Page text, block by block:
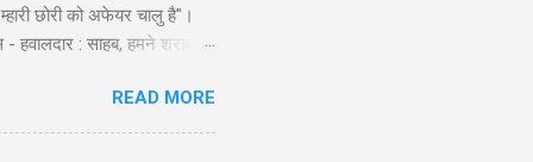
छोरी को अफेयर चालु है"।
हवालदार : साहब, हमने शराब से
काल अख़बार म्हें म्हारो
शुरू किया । निरीक्षक लड़कों से:
READ MORE